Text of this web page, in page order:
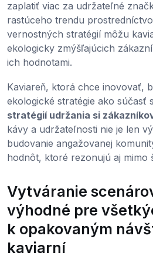
zaplatiť viac za udržateľné
rastúceho trendu
vernostných stratégií môžu
ekologicky zmýšľajúcich
ich hodnotami.
Kaviareň, ktorá chce inovovať,
ekologické stratégie ako súčasť
stratégií udržania si
kávy a udržateľnosti nie je len
budovanie angažovanej
hodnôt, ktoré rezonujú aj mimo
Vytváranie
výhodné pre
k opakovaným
kaviarní